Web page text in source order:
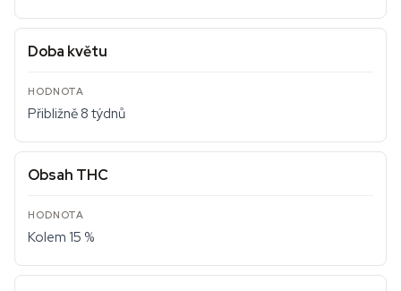
Doba květu
Přibližně 8 týdnů
Obsah THC
Kolem 15 %